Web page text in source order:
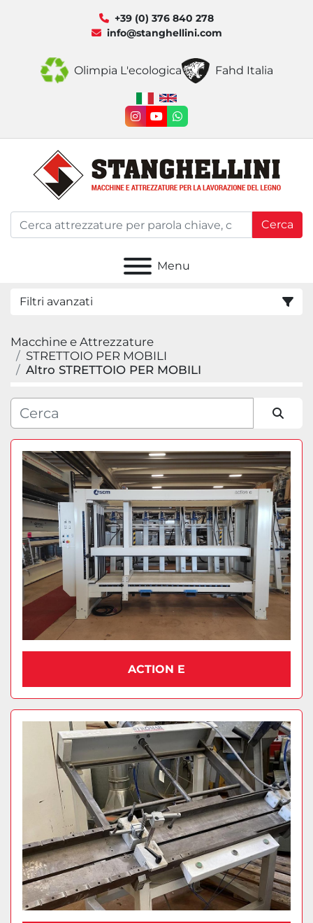
+39 (0) 376 840 278
info@stanghellini.com
Olimpia L'ecologica Fahd Italia
instagram
youtubewhatsapp
Cerca
Menu
Filtri avanzati
Categoria
Produttore
Modello
Macchine e Attrezzature
STRETTOIO PER MOBILI
Altro STRETTOIO PER MOBILI
Ordina per
ACTION E